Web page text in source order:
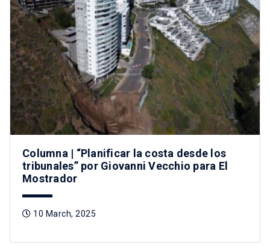
Columna | “Planificar la costa desde los
tribunales” por Giovanni Vecchio para El
Mostrador
10 March, 2025